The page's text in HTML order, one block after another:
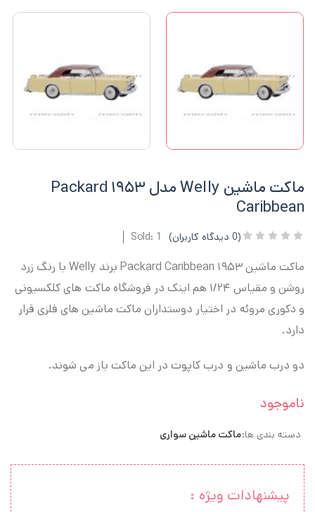
ماکت ماشین Welly مدل ۱۹۵۳ Packard
Caribbean
(
0 دیدگاه کاربران) Sold: 1
ماکت ماشین ۱۹۵۳ Packard Caribbean برند Welly با رنگ زرد
روشن و مقیاس ۱/۲۴ هم اینک در فروشگاه ماکت های کلکسیونی
و دکوری مروئه در اختیار دوستداران ماکت ماشین های فلزی قرار
دارد.
دو درب ماشین و درب کاپوت در این ماکت باز می شوند.
ناموجود
دسته بندی ها:ماکت ماشین سواری
پیشنهادات ویژه :